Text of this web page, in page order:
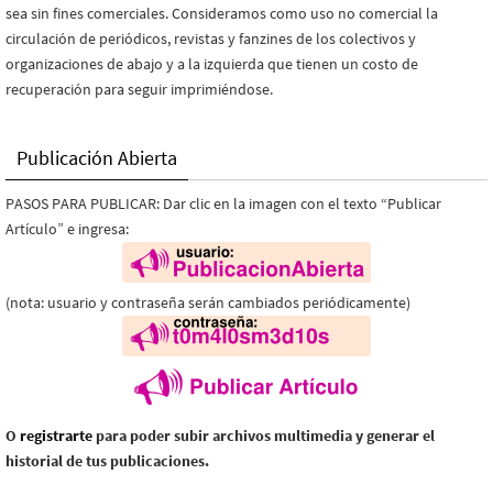
sea sin fines comerciales. Consideramos como uso no comercial la
circulación de periódicos, revistas y fanzines de los colectivos y
organizaciones de abajo y a la izquierda que tienen un costo de
recuperación para seguir imprimiéndose.
Publicación Abierta
PASOS PARA PUBLICAR: Dar clic en la imagen con el texto “Publicar
Artículo” e ingresa:
(nota: usuario y contraseña serán cambiados periódicamente)
O registrarte para poder subir archivos multimedia y generar el
historial de tus publicaciones.